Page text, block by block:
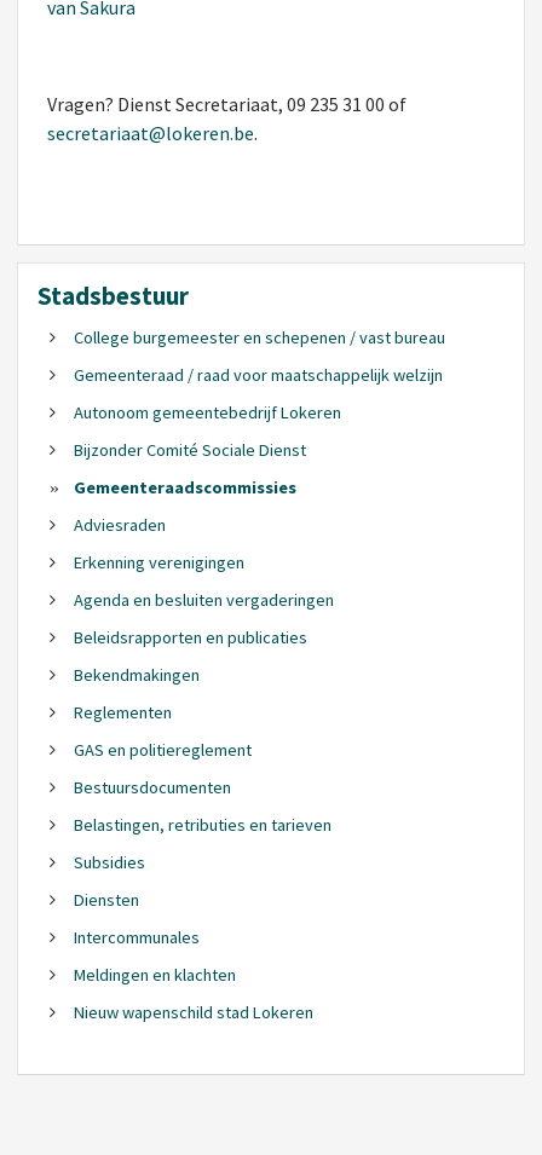
van Sakura
Vragen? Dienst Secretariaat, 09 235 31 00 of
secretariaat@lokeren.be.
Stadsbestuur
College burgemeester en schepenen / vast bureau
Gemeenteraad / raad voor maatschappelijk welzijn
Autonoom gemeentebedrijf Lokeren
Bijzonder Comité Sociale Dienst
Gemeenteraadscommissies
Adviesraden
Erkenning verenigingen
Agenda en besluiten vergaderingen
Beleidsrapporten en publicaties
Bekendmakingen
Reglementen
GAS en politiereglement
Bestuursdocumenten
Belastingen, retributies en tarieven
Subsidies
Diensten
Intercommunales
Meldingen en klachten
Nieuw wapenschild stad Lokeren